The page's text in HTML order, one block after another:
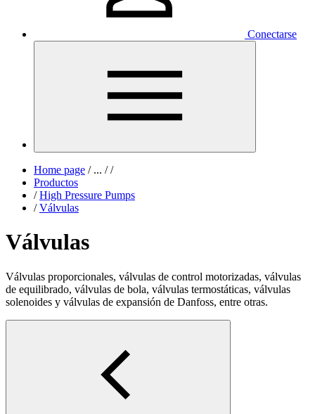
Conectarse
Home page /... / /
Productos
/ High Pressure Pumps
/ Válvulas
Válvulas
Válvulas proporcionales, válvulas de control motorizadas, válvulas
de equilibrado, válvulas de bola, válvulas termostáticas, válvulas
solenoides y válvulas de expansión de Danfoss, entre otras.